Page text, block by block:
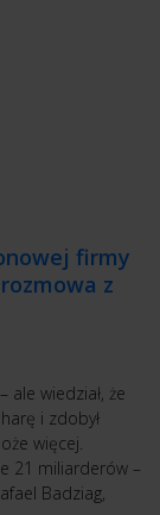
firmy
z
ale wiedział, że
i zdobył
więcej.
21 miliarderów –
Badziag,